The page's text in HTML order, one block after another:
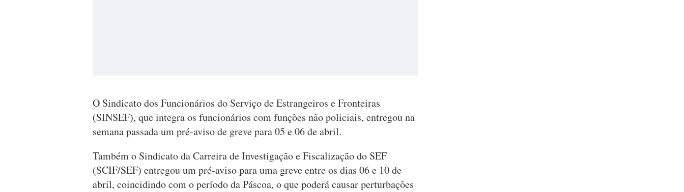
O Sindicato dos Funcionários do Serviço de Estrangeiros e Fronteiras
(SINSEF), que integra os funcionários com funções não policiais, entregou na
semana passada um pré-aviso de greve para 05 e 06 de abril.
Também o Sindicato da Carreira de Investigação e Fiscalização do SEF
(SCIF/SEF) entregou um pré-aviso para uma greve entre os dias 06 e 10 de
abril, coincidindo com o período da Páscoa, o que poderá causar perturbações